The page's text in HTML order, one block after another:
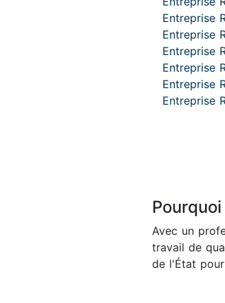
Entreprise
Entreprise
Entreprise
Entreprise
Entreprise
Entreprise
Avec un
travail de
de l'État